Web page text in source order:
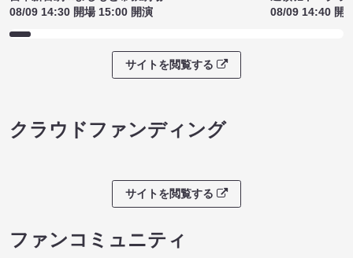
08/09 14:30 開場 15:00 開演
08/09 14:40 開
サイトを閲覧する
クラウドファンディング
サイトを閲覧する
ファンコミュニティ